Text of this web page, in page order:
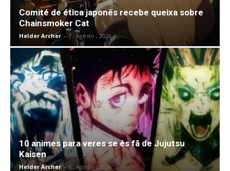
Comité de ética japonês recebe queixa sobre
Chainsmoker Cat
Helder Archer - 7 , Agosto , 2026
10 animes para veres se és fã de Jujutsu
Kaisen
Helder Archer - 6 , Agosto , 2026